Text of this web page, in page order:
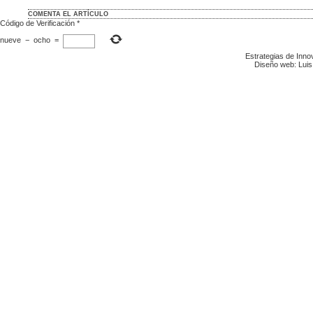
COMENTA EL ARTÍCULO
Código de Verificación *
nueve − ocho =
Estrategias de
Diseño web: